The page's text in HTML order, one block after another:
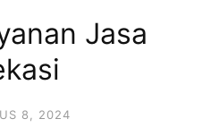
Jasa
8, 2024